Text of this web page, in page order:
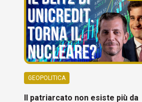
GEOPOLITICA
Il patriarcato non esiste più da